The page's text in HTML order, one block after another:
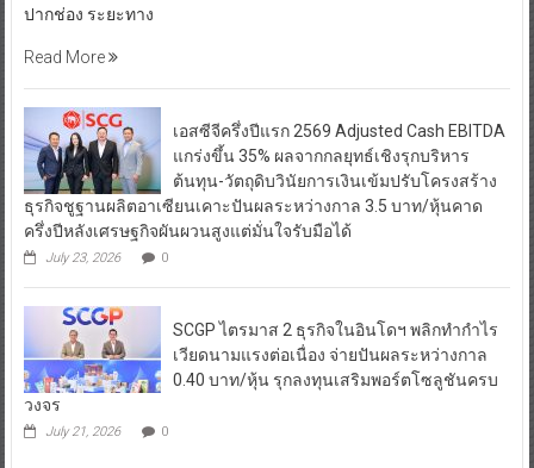
ปากช่อง ระยะทาง
Read More
เอสซีจีครึ่งปีแรก 2569 Adjusted Cash EBITDA
แกร่งขึ้น 35% ผลจากกลยุทธ์เชิงรุกบริหาร
ต้นทุน-วัตถุดิบวินัยการเงินเข้มปรับโครงสร้าง
ธุรกิจชูฐานผลิตอาเซียนเคาะปันผลระหว่างกาล 3.5 บาท/หุ้นคาด
ครึ่งปีหลังเศรษฐกิจผันผวนสูงแต่มั่นใจรับมือได้
July 23, 2026 0
SCGP ไตรมาส 2 ธุรกิจในอินโดฯ พลิกทำกำไร
เวียดนามแรงต่อเนื่อง จ่ายปันผลระหว่างกาล
0.40 บาท/หุ้น รุกลงทุนเสริมพอร์ตโซลูชันครบ
วงจร
July 21, 2026 0